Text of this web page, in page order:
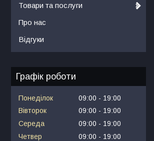
Товари та послуги
Про нас
Відгуки
Графік роботи
Понеділок 09:00
19:00
Вівторок
09:00
19:00
Середа
09:00
19:00
Четвер
09:00
19:00